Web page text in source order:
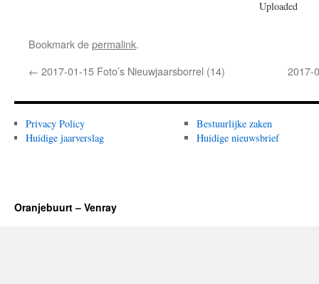
Uploaded
Bookmark depermalink.
← 2017-01-15 Foto’s Nieuwjaarsborrel (14) 2017-
Privacy Policy
Huidige jaarverslag
Bestuurlijke zaken
Huidige nieuwsbrief
Oranjebuurt – Venray